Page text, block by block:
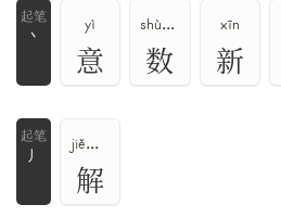
丶
yì
意
shù、shǔ、shuò
数
xīn
新
丿
jiě、jiè、xiè
解